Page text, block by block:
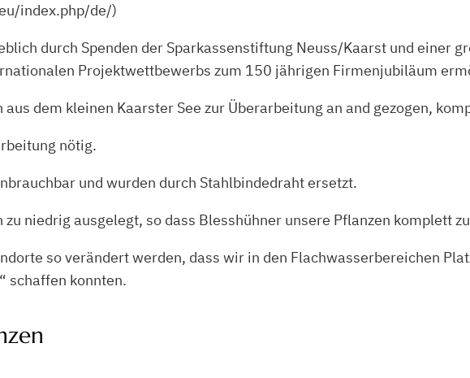
index.php/de/)
durch Spenden der Sparkassenstiftung Neuss/Kaarst und einer
Projektwettbewerbs zum 150 jährigen Firmenjubiläum
dem kleinen Kaarster See zur Überarbeitung an and gezogen,
nötig.
und wurden durch Stahlbindedraht ersetzt.
niedrig ausgelegt, so dass Blesshühner unsere Pflanzen komplett
so verändert werden, dass wir in den Flachwasserbereichen
schaffen konnten.